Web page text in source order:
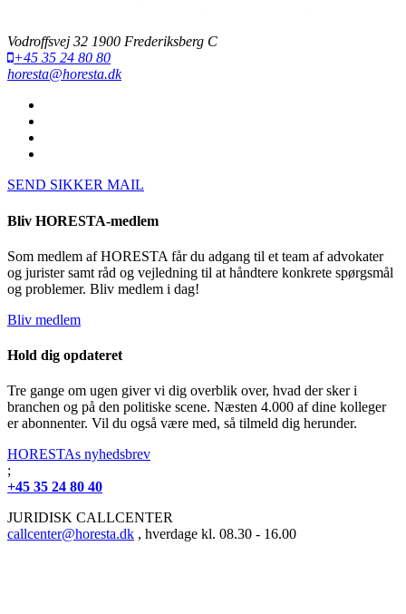
Vodroffsvej 32 1900 Frederiksberg C
+45 35 24 80 80
horesta@horesta.dk
SEND SIKKER MAIL
Bliv HORESTA-medlem
Som medlem af HORESTA får du adgang til et team af advokater
og jurister samt råd og vejledning til at håndtere konkrete spørgsmål
og problemer. Bliv medlem i dag!
Bliv medlem
Hold dig opdateret
Tre gange om ugen giver vi dig overblik over, hvad der sker i
branchen og på den politiske scene. Næsten 4.000 af dine kolleger
er abonnenter. Vil du også være med, så tilmeld dig herunder.
HORESTAs nyhedsbrev
;
+45 35 24 80 40
JURIDISK CALLCENTER
callcenter@horesta.dk , hverdage kl. 08.30 - 16.00